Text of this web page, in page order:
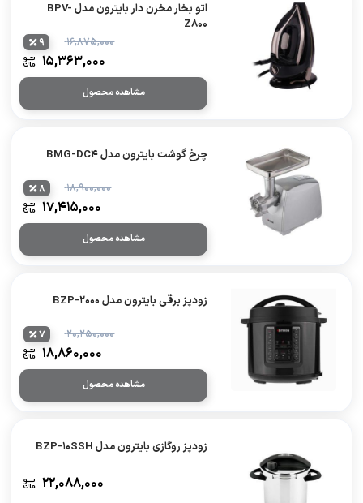
اتو بخار مخزن دار بایترون مدل BPV-
Z800
۱۶,۸۷۵,۰۰۰
۱۵,۳۶۳,۰۰۰
9
مشاهده محصول
چرخ گوشت بایترون مدل BMG-DC4
۱۸,۹۰۰,۰۰۰
۱۷,۴۱۵,۰۰۰
8
مشاهده محصول
زودپز برقی بایترون مدل BZP-2000
۲۰,۲۵۰,۰۰۰
۱۸,۸۶۰,۰۰۰
7
مشاهده محصول
زودپز روگازی بایترون مدل BZP-10SSH
۲۲,۰۸۸,۰۰۰